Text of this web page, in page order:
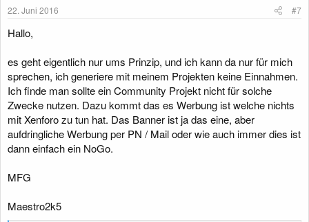
n
22. Juni 2016 #7
Hallo,
es geht eigentlich nur ums Prinzip, und ich kann da nur für mich
sprechen, ich generiere mit meinem Projekten keine Einnahmen.
Ich finde man sollte ein Community Projekt nicht für solche
Zwecke nutzen. Dazu kommt das es Werbung ist welche nichts
mit Xenforo zu tun hat. Das Banner ist ja das eine, aber
aufdringliche Werbung per PN / Mail oder wie auch immer dies ist
dann einfach ein NoGo.
MFG
Maestro2k5